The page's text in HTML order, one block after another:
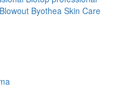
Byothea Skin Care